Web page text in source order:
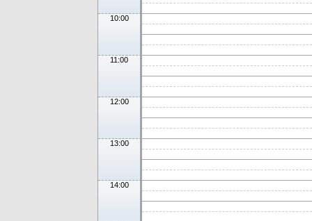
10:00
11:00
12:00
13:00
14:00